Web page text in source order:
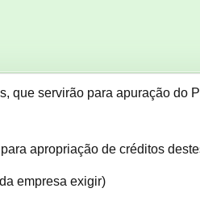
que servirão para apuração do
apropriação de créditos
empresa exigir)